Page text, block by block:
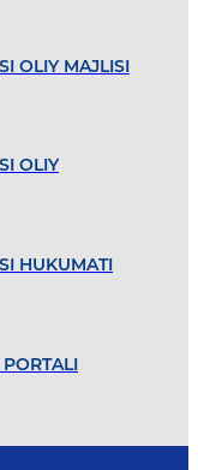
OLIY MAJLISI
OLIY
HUKUMATI